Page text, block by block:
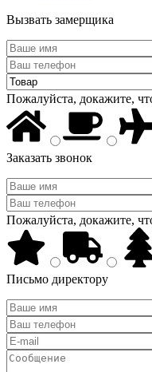
Вызвать замерщика
Пожалуйста, докажите,
Заказать звонок
Пожалуйста, докажите,
Письмо директору